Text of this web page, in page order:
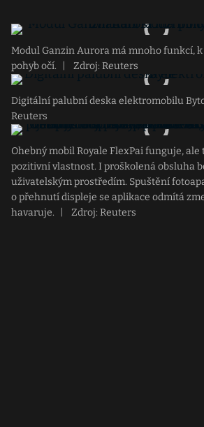
Modul Ganzin Aurora má mnoho funkcí,
pohyb očí.
Zdroj: Reuters
Digitální palubní deska elektromobilu
Reuters
Ohebný mobil Royale FlexPai funguje,
pozitivní vlastnost. I proškolená obsluha
uživatelským prostředím. Spuštění
o přehnutí displeje se aplikace odmítá
havaruje.
Zdroj: Reuters